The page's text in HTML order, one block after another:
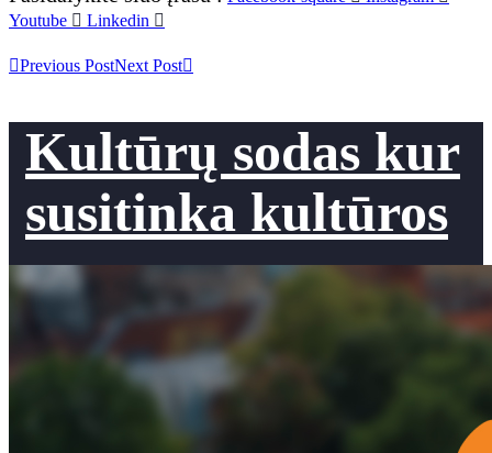
Youtube
Linkedin
Previous PostNext Post
Kultūrų sodas kur
susitinka kultūros